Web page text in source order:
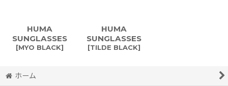
HUMA
SUNGLASSES
[MYO BLACK]
HUMA
SUNGLASSES
[TILDE BLACK]
ホーム